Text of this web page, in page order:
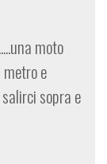
moto
e
sopra e